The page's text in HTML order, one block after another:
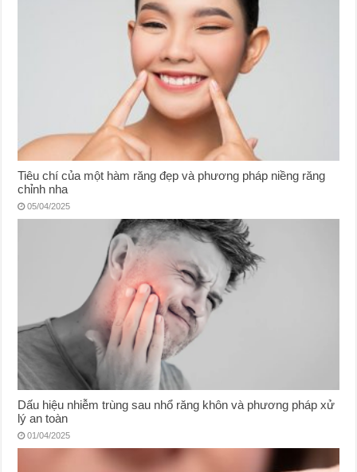
Tiêu chí của một hàm răng đẹp và phương pháp niềng răng
chỉnh nha
05/04/2025
Dấu hiệu nhiễm trùng sau nhổ răng khôn và phương pháp xử
lý an toàn
01/04/2025